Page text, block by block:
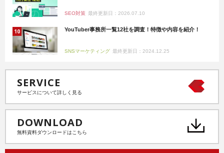
SEO対策 最終更新日：2026.07.10
YouTuber事務所一覧12社を調査！特徴や内容を紹介！
SNSマーケティング 最終更新日：2024.12.25
SERVICE
サービスについて詳しく見る
DOWNLOAD
無料資料ダウンロードはこちら